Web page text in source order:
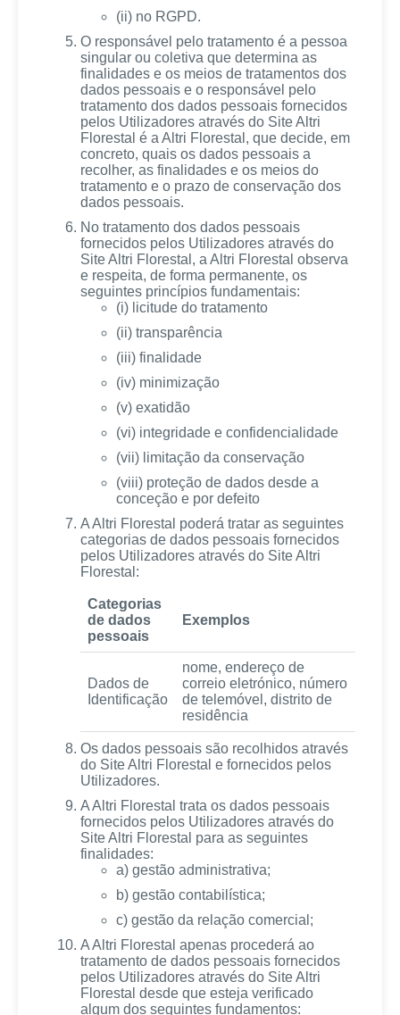
(ii) no RGPD.
O responsável pelo tratamento é a pessoa
singular ou coletiva que determina as
finalidades e os meios de tratamentos dos
dados pessoais e o responsável pelo
tratamento dos dados pessoais fornecidos
pelos Utilizadores através do Site Altri
Florestal é a Altri Florestal, que decide, em
concreto, quais os dados pessoais a
recolher, as finalidades e os meios do
tratamento e o prazo de conservação dos
dados pessoais.
No tratamento dos dados pessoais
fornecidos pelos Utilizadores através do
Site Altri Florestal, a Altri Florestal observa
e respeita, de forma permanente, os
seguintes princípios fundamentais:
(i) licitude do tratamento
(ii) transparência
(iii) finalidade
(iv) minimização
(v) exatidão
(vi) integridade e confidencialidade
(vii) limitação da conservação
(viii) proteção de dados desde a
conceção e por defeito
A Altri Florestal poderá tratar as seguintes
categorias de dados pessoais fornecidos
pelos Utilizadores através do Site Altri
Florestal:
Categorias
de dados
pessoais
Exemplos
Dados de
Identificação
nome, endereço de
correio eletrónico, número
de telemóvel, distrito de
residência
Os dados pessoais são recolhidos através
do Site Altri Florestal e fornecidos pelos
Utilizadores.
A Altri Florestal trata os dados pessoais
fornecidos pelos Utilizadores através do
Site Altri Florestal para as seguintes
finalidades:
a) gestão administrativa;
b) gestão contabilística;
c) gestão da relação comercial;
A Altri Florestal apenas procederá ao
tratamento de dados pessoais fornecidos
pelos Utilizadores através do Site Altri
Florestal desde que esteja verificado
algum dos seguintes fundamentos: